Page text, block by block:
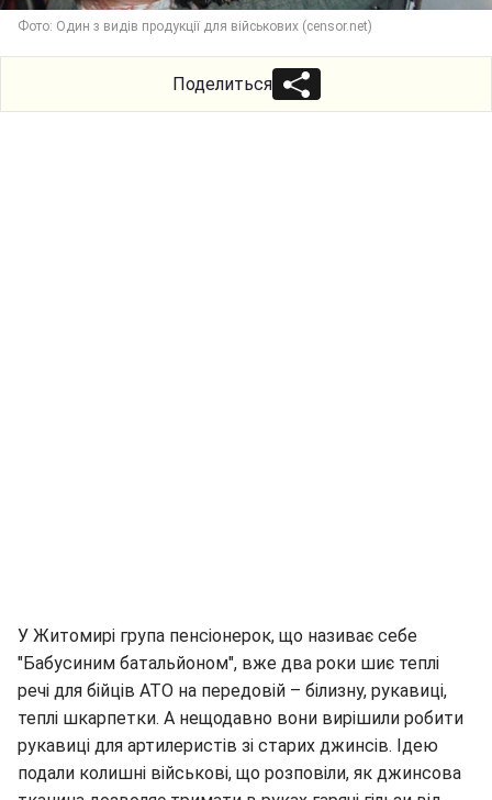
Фото: Один з видів продукції для військових (censor.net)
Поделиться
У Житомирі група пенсіонерок, що називає себе
"Бабусиним батальйоном", вже два роки шиє теплі
речі для бійців АТО на передовій – білизну, рукавиці,
теплі шкарпетки. А нещодавно вони вирішили робити
рукавиці для артилеристів зі старих джинсів. Ідею
подали колишні військові, що розповіли, як джинсова